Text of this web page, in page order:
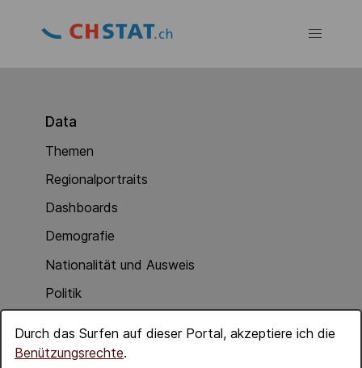
Durch das Surfen auf dieser Portal, akzeptiere ich die
Benützungsrechte.
Data
Themen
Regionalportraits
Dashboards
Demografie
Nationalität und Ausweis
Politik
Wirtschaft